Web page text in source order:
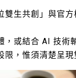
雙生共創」與官
，或結合 AI 技術
限，惟須清楚呈